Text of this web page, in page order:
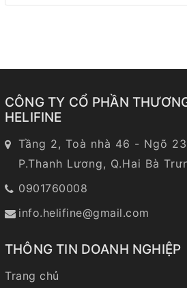
CÔNG TY CỔ PHẦN
HELIFINE
Tầng 2, Toà nhà 46 - Ngõ
P.Thanh Lương, Q.Hai Bà
0901760008
info.helifine@gmail.com
THÔNG TIN DOANH NGHIỆP
Trang chủ